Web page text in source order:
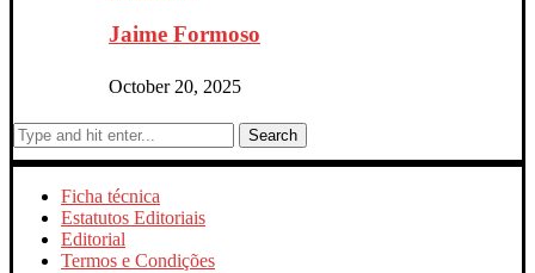
Jaime Formoso
October 20, 2025
Search
Ficha técnica
Estatutos Editoriais
Editorial
Termos e Condições